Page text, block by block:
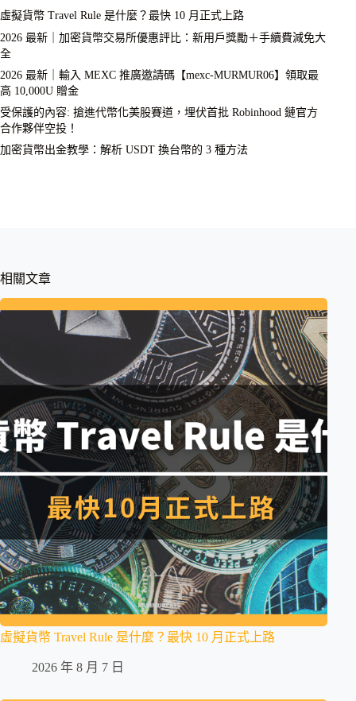
虛擬貨幣 Travel Rule 是什麼？最快 10 月正式上路
2026 最新｜加密貨幣交易所優惠評比：新用戶獎勵＋手續費減免大
全
2026 最新｜輸入 MEXC 推廣邀請碼【mexc-MURMUR06】領取最
高 10,000U 贈金
受保護的內容: 搶進代幣化美股賽道，埋伏首批 Robinhood 鏈官方
合作夥伴空投！
加密貨幣出金教學：解析 USDT 換台幣的 3 種方法
相關文章
虛擬貨幣 Travel Rule 是什麼？最快 10 月正式上路
2026 年 8 月 7 日